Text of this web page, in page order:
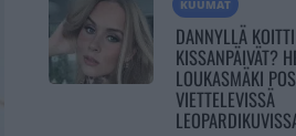
KUUMAT
DANNYLLÄ KOITTI
KISSANPÄIVÄT?
LOUKASMÄKI
VIETTELEVISSÄ